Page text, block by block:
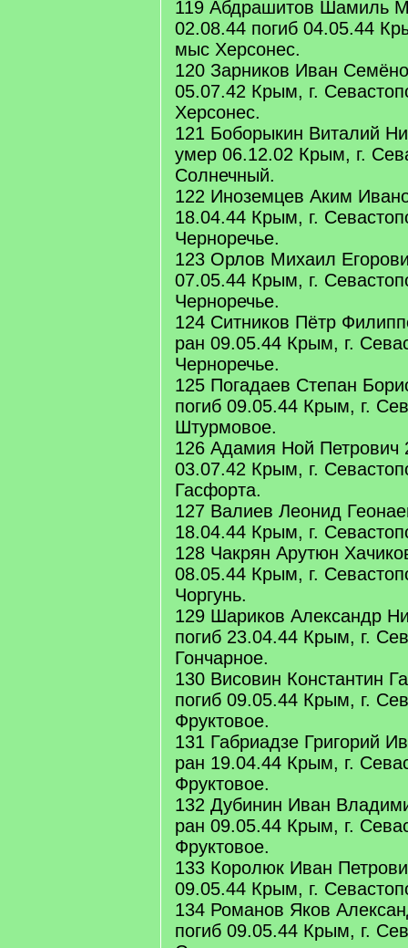
119 Абдрашитов Шамиль
02.08.44 погиб 04.05.44
мыс Херсонес.
120 Зарников Иван
05.07.42 Крым, г.
Херсонес.
121 Боборыкин Виталий
умер 06.12.02 Крым, г.
Солнечный.
122 Иноземцев Аким
18.04.44 Крым, г.
Черноречье.
123 Орлов Михаил
07.05.44 Крым, г.
Черноречье.
124 Ситников Пётр
ран 09.05.44 Крым, г.
Черноречье.
125 Погадаев Степан
погиб 09.05.44 Крым, г.
Штурмовое.
126 Адамия Ной Петрович
03.07.42 Крым, г.
Гасфорта.
127 Валиев Леонид
18.04.44 Крым, г.
128 Чакрян Арутюн
08.05.44 Крым, г.
Чоргунь.
129 Шариков Александр
погиб 23.04.44 Крым, г.
Гончарное.
130 Висовин Константин
погиб 09.05.44 Крым, г.
Фруктовое.
131 Габриадзе Григорий
ран 19.04.44 Крым, г.
Фруктовое.
132 Дубинин Иван
ран 09.05.44 Крым, г.
Фруктовое.
133 Королюк Иван
09.05.44 Крым, г.
134 Романов Яков
погиб 09.05.44 Крым, г.